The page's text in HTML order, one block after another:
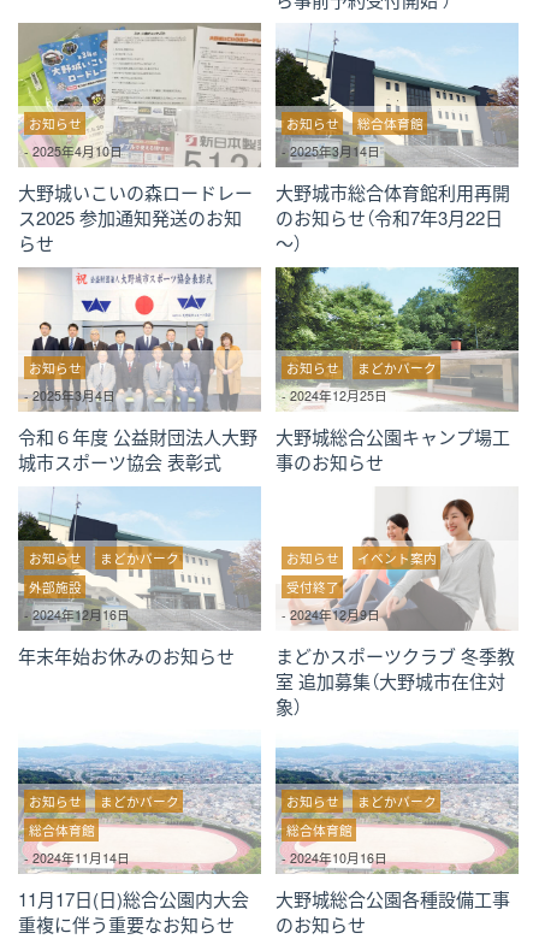
お知らせ
-2025年4月10日
大野城いこいの森ロードレー
ス2025 参加通知発送のお知
らせ
お知らせ
総合体育館
-2025年3月14日
大野城市総合体育館利用再開
のお知らせ（令和7年3月22日
～）
お知らせ
-2025年3月4日
令和６年度 公益財団法人大野
城市スポーツ協会 表彰式
お知らせ
まどかパーク
-2024年12月25日
大野城総合公園キャンプ場工
事のお知らせ
お知らせ
まどかパーク
外部施設
-2024年12月16日
年末年始お休みのお知らせ
お知らせ
イベント案内
受付終了
-2024年12月9日
まどかスポーツクラブ 冬季教
室 追加募集（大野城市在住対
象）
お知らせ
まどかパーク
総合体育館
-2024年11月14日
11月17日(日)総合公園内大会
重複に伴う重要なお知らせ
お知らせ
まどかパーク
総合体育館
-2024年10月16日
大野城総合公園各種設備工事
のお知らせ